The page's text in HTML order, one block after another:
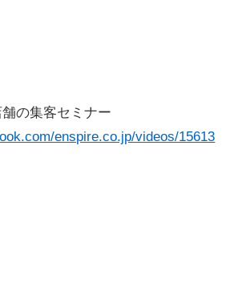
の集客セミナー
enspire.co.jp/videos/15613